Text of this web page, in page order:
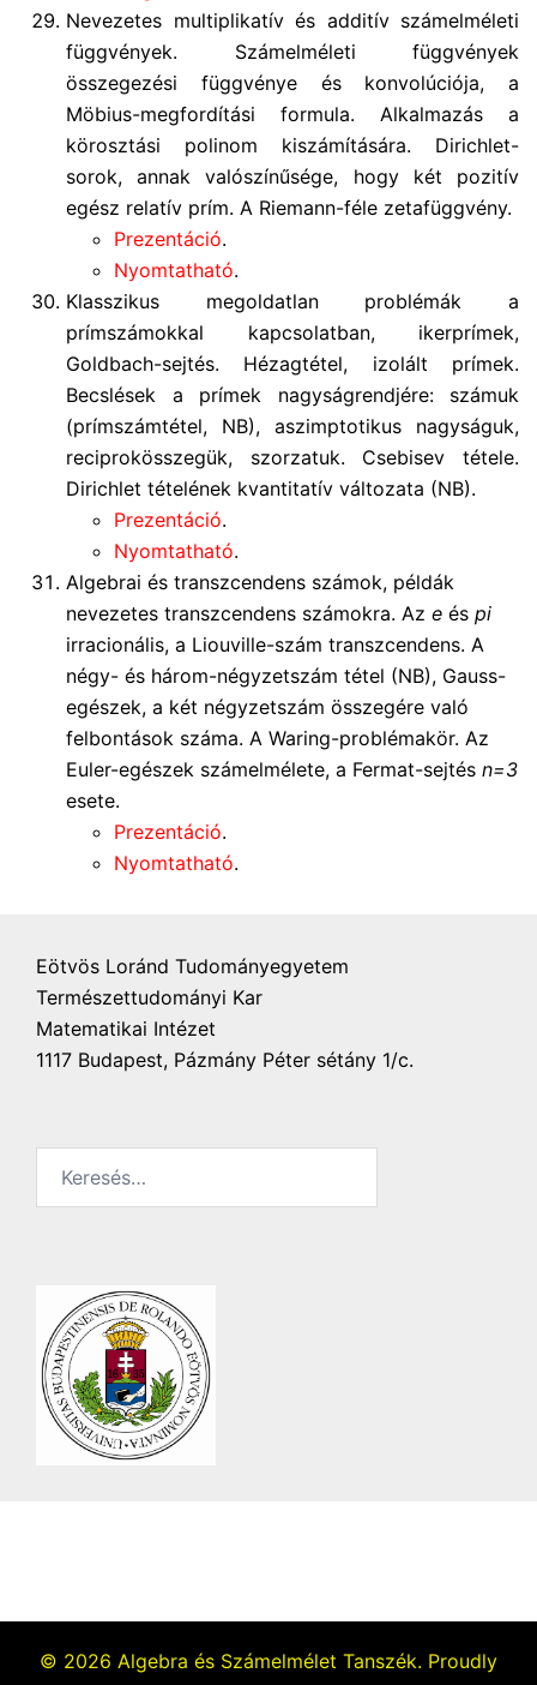
Nevezetes multiplikatív és additív számelméleti
függvények. Számelméleti függvények
összegezési függvénye és konvolúciója, a
Möbius-megfordítási formula. Alkalmazás a
körosztási polinom kiszámítására. Dirichlet-
sorok, annak valószínűsége, hogy két pozitív
egész relatív prím. A Riemann-féle zetafüggvény.
Prezentáció.
Nyomtatható.
Klasszikus megoldatlan problémák a
prímszámokkal kapcsolatban, ikerprímek,
Goldbach-sejtés. Hézagtétel, izolált prímek.
Becslések a prímek nagyságrendjére: számuk
(prímszámtétel, NB), aszimptotikus nagyságuk,
reciprokösszegük, szorzatuk. Csebisev tétele.
Dirichlet tételének kvantitatív változata (NB).
Prezentáció.
Nyomtatható.
Algebrai és transzcendens számok, példák
nevezetes transzcendens számokra. Az e és pi
irracionális, a Liouville-szám transzcendens. A
négy- és három-négyzetszám tétel (NB), Gauss-
egészek, a két négyzetszám összegére való
felbontások száma. A Waring-problémakör. Az
Euler-egészek számelmélete, a Fermat-sejtés n=3
esete.
Prezentáció.
Nyomtatható.
Eötvös Loránd Tudományegyetem
Természettudományi Kar
Matematikai Intézet
1117 Budapest, Pázmány Péter sétány 1/c.
© 2026 Algebra és Számelmélet Tanszék. Proudly